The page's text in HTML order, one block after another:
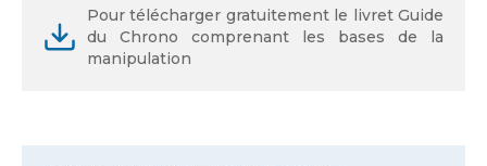
Pour télécharger gratuitement le livret Guide
du Chrono comprenant les bases de la
manipulation